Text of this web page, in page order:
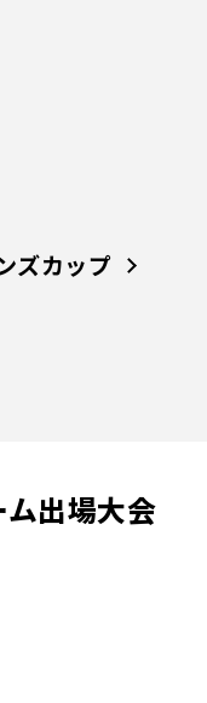
ズカップ
出場大会